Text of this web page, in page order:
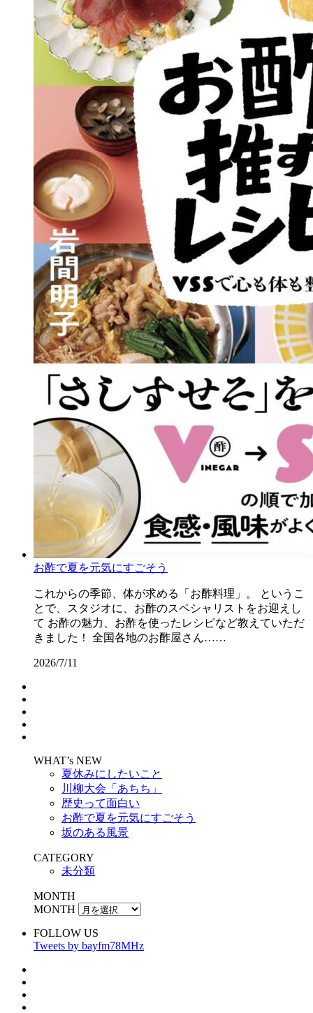
お酢で夏を元気にすごそう
これからの季節、体が求める「お酢料理」。 というこ
とで、スタジオに、お酢のスペシャリストをお迎えし
て お酢の魅力、お酢を使ったレシピなど教えていただ
きました！ 全国各地のお酢屋さん……
2026/7/11
WHAT’s NEW
夏休みにしたいこと
川柳大会「あちち」
歴史って面白い
お酢で夏を元気にすごそう
坂のある風景
CATEGORY
未分類
MONTH
MONTH
FOLLOW US
Tweets by bayfm78MHz